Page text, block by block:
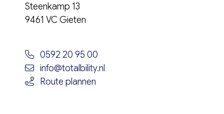
Steenkamp 13
9461 VC Gieten
0592 20 95 00
info@totalbility.nl
Route plannen